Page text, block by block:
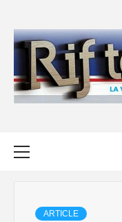
content
ARTICLE